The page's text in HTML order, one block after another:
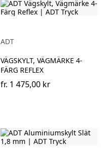
ADT
VÄGSKYLT, VÄGMÄRKE 4-
FÄRG REFLEX
fr. 1 475,00 kr